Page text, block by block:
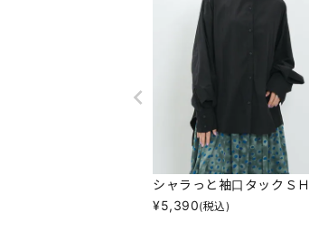
シャラっと袖口タックＳＨ
¥5,390(税込)